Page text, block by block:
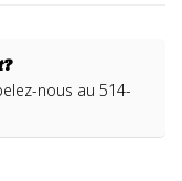
nous au 514-